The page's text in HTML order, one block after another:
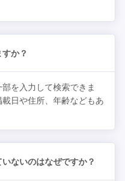
か？
を入力して検索できま
日や住所、年齢などもあ
ないのはなぜですか？